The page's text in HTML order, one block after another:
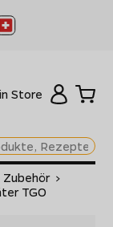
Store
>
TGO